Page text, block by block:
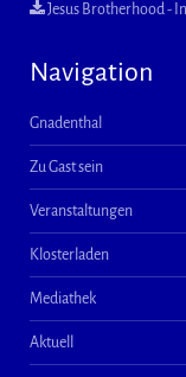
Jesus Brotherhood -
Navigation
Gnadenthal
Zu Gast sein
Veranstaltungen
Klosterladen
Mediathek
Aktuell